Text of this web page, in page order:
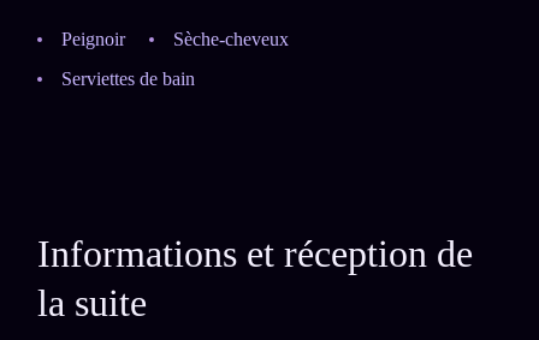
Peignoir
Sèche-cheveux
Serviettes de bain
Informations et réception de
la suite